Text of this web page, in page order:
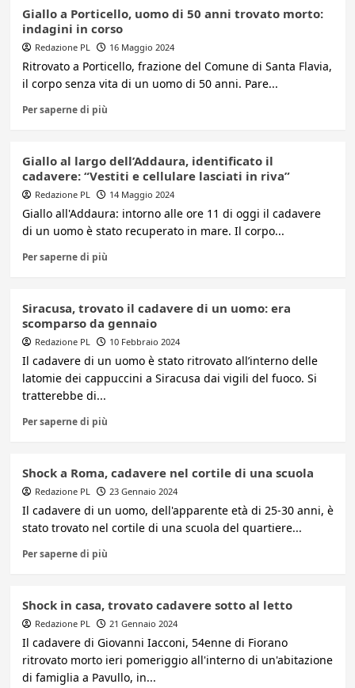
Giallo a Porticello, uomo di 50 anni trovato morto:
indagini in corso
Redazione PL 16 Maggio 2024
Ritrovato a Porticello, frazione del Comune di Santa Flavia,
il corpo senza vita di un uomo di 50 anni. Pare...
Per saperne di più
Giallo al largo dell’Addaura, identificato il
cadavere: “Vestiti e cellulare lasciati in riva”
Redazione PL 14 Maggio 2024
Giallo all'Addaura: intorno alle ore 11 di oggi il cadavere
di un uomo è stato recuperato in mare. Il corpo...
Per saperne di più
Siracusa, trovato il cadavere di un uomo: era
scomparso da gennaio
Redazione PL 10 Febbraio 2024
Il cadavere di un uomo è stato ritrovato all’interno delle
latomie dei cappuccini a Siracusa dai vigili del fuoco. Si
tratterebbe di...
Per saperne di più
Shock a Roma, cadavere nel cortile di una scuola
Redazione PL 23 Gennaio 2024
Il cadavere di un uomo, dell'apparente età di 25-30 anni, è
stato trovato nel cortile di una scuola del quartiere...
Per saperne di più
Shock in casa, trovato cadavere sotto al letto
Redazione PL 21 Gennaio 2024
Il cadavere di Giovanni Iacconi, 54enne di Fiorano
ritrovato morto ieri pomeriggio all'interno di un'abitazione
di famiglia a Pavullo, in...